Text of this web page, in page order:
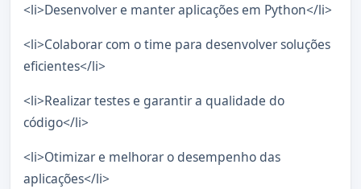
<li>Desenvolver e manter aplicações em Python</li>
<li>Colaborar com o time para desenvolver soluções
eficientes</li>
<li>Realizar testes e garantir a qualidade do
código</li>
<li>Otimizar e melhorar o desempenho das
aplicações</li>